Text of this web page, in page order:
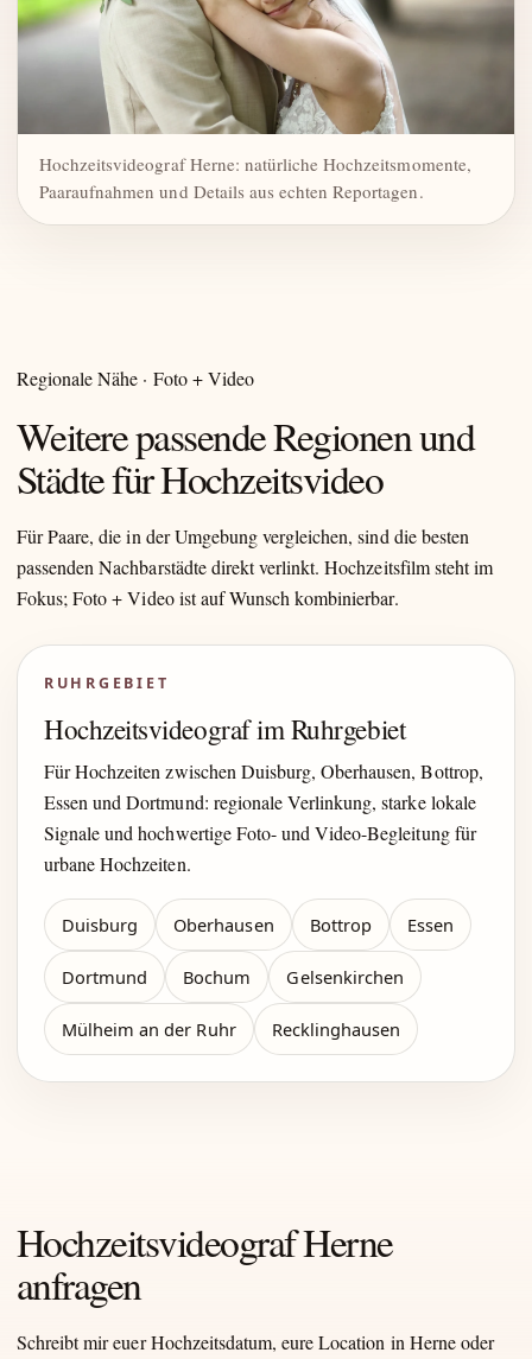
Hochzeitsvideograf Herne: natürliche Hochzeitsmomente,
Paaraufnahmen und Details aus echten Reportagen.
Regionale Nähe · Foto + Video
Weitere passende Regionen und
Städte für Hochzeitsvideo
Für Paare, die in der Umgebung vergleichen, sind die besten
passenden Nachbarstädte direkt verlinkt. Hochzeitsfilm steht im
Fokus; Foto + Video ist auf Wunsch kombinierbar.
RUHRGEBIET
Hochzeitsvideograf im Ruhrgebiet
Für Hochzeiten zwischen Duisburg, Oberhausen, Bottrop,
Essen und Dortmund: regionale Verlinkung, starke lokale
Signale und hochwertige Foto- und Video-Begleitung für
urbane Hochzeiten.
Duisburg Oberhausen Bottrop Essen
Dortmund Bochum Gelsenkirchen
Mülheim an der Ruhr Recklinghausen
Hochzeitsvideograf Herne
anfragen
Schreibt mir euer Hochzeitsdatum, eure Location in Herne oder